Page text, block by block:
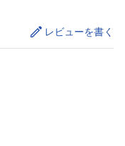
レビューを書く